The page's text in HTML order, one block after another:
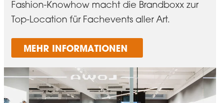
Fashion-Knowhow macht die Brandboxx zur
Top-Location für Fachevents aller Art.
MEHR INFORMATIONEN